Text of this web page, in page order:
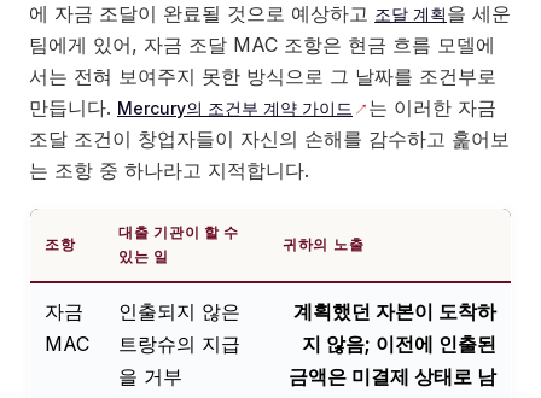
에 자금 조달이 완료될 것으로 예상하고 조달 계획을 세운
팀에게 있어, 자금 조달 MAC 조항은 현금 흐름 모델에
서는 전혀 보여주지 못한 방식으로 그 날짜를 조건부로
만듭니다. Mercury의 조건부 계약 가이드
는 이러한 자금
조달 조건이 창업자들이 자신의 손해를 감수하고 훑어보
는 조항 중 하나라고 지적합니다.
조항
대출 기관이 할 수
있는 일
귀하의 노출
자금
MAC
인출되지 않은
트랑슈의 지급
을 거부
계획했던 자본이 도착하
지 않음; 이전에 인출된
금액은 미결제 상태로 남